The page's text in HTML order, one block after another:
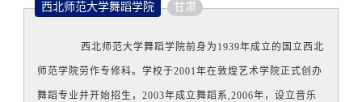
西北师范大学舞蹈学院 甘肃
西北师范大学舞蹈学院前身为1939年成立的国立西北
师范学院劳作专修科。学校于2001年在敦煌艺术学院正式创办
舞蹈专业并开始招生，2003年成立舞蹈系,2006年，设立音乐